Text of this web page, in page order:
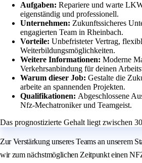
Aufgaben: Repariere und warte
eigenständig und professionell.
Unternehmen: Zukunftssicheres
engagierten Team in Rheinbach.
Vorteile: Unbefristeter Vertrag,
Weiterbildungsmöglichkeiten.
Weitere Informationen: Moderne
Verkehrsanbindung für deinen
Warum dieser Job: Gestalte die
arbeite an spannenden Projekten.
Qualifikationen: Abgeschlossene
Nfz-Mechatroniker und Teamgeist.
Das prognostizierte Gehalt liegt zwischen
Zur Verstärkung unseres Teams an unserem
wir zum nächstmöglichen Zeitpunkt einen